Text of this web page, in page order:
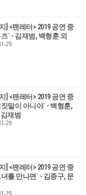
] <팬레터> 2019 공연 중
` - 김재범, 백형훈 외
29
] <팬레터> 2019 공연 중
말이 아니야` - 백형훈,
재범
29
] <팬레터> 2019 공연 중
를 만나면` - 김종구, 문
29